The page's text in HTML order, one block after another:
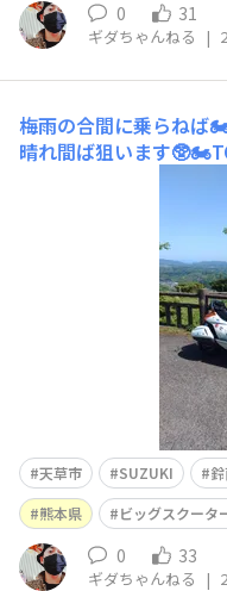
0 31
ギダちゃんねる |
梅雨の合間に乗らねば
晴れ間ば狙います
天草市 SUZUKI
熊本県
ビッグスクータ
0 33
ギダちゃんねる |